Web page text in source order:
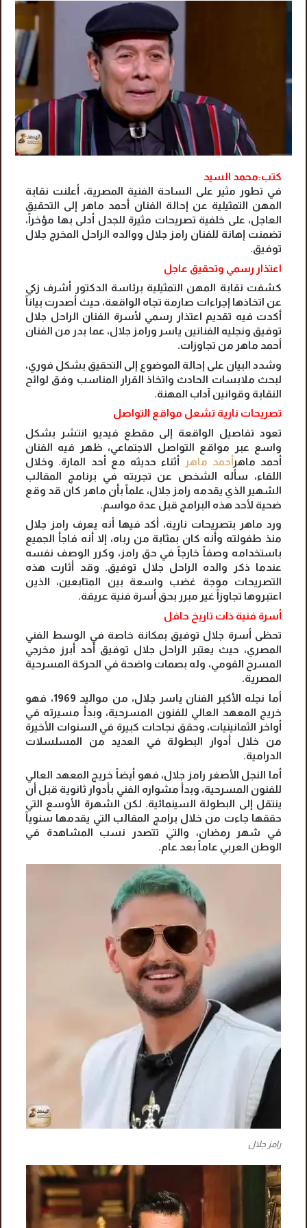
كتب:محمد السيد
في تطور مثير على الساحة الفنية المصرية، أعلنت نقابة
المهن التمثيلية عن إحالة الفنان أحمد ماهر إلى التحقيق
العاجل، على خلفية تصريحات مثيرة للجدل أدلى بها مؤخراً،
تضمنت إهانة للفنان رامز جلال ووالده الراحل المخرج جلال
توفيق.
اعتذار رسمي وتحقيق عاجل
كشفت نقابة المهن التمثيلية برئاسة الدكتور أشرف زكي
عن اتخاذها إجراءات صارمة تجاه الواقعة، حيث أصدرت بياناً
أكدت فيه تقديم اعتذار رسمي لأسرة الفنان الراحل جلال
توفيق ونجليه الفنانين ياسر ورامز جلال، عما بدر من الفنان
أحمد ماهر من تجاوزات.
وشدد البيان على إحالة الموضوع إلى التحقيق بشكل فوري،
لبحث ملابسات الحادث واتخاذ القرار المناسب وفق لوائح
النقابة وقوانين آداب المهنة.
تصريحات نارية تشعل مواقع التواصل
تعود تفاصيل الواقعة إلى مقطع فيديو انتشر بشكل
واسع عبر مواقع التواصل الاجتماعي، ظهر فيه الفنان
أحمد ماهرأحمد ماهر
أثناء حديثه مع أحد المارة. وخلال
اللقاء، سأله الشخص عن تجربته في برنامج المقالب
الشهير الذي يقدمه رامز جلال، علماً بأن ماهر كان قد وقع
ضحية لأحد هذه البرامج قبل عدة مواسم.
ورد ماهر بتصريحات نارية، أكد فيها أنه يعرف رامز جلال
منذ طفولته وأنه كان بمثابة من رباه، إلا أنه فاجأ الجميع
باستخدامه وصفاً خارجاً في حق رامز، وكرر الوصف نفسه
عندما ذكر والده الراحل جلال توفيق. وقد أثارت هذه
التصريحات موجة غضب واسعة بين المتابعين، الذين
اعتبروها تجاوزاً غير مبرر بحق أسرة فنية عريقة.
أسرة فنية ذات تاريخ حافل
تحظى أسرة جلال توفيق بمكانة خاصة في الوسط الفني
المصري، حيث يعتبر الراحل جلال توفيق أحد أبرز مخرجي
المسرح القومي، وله بصمات واضحة في الحركة المسرحية
المصرية.
أما نجله الأكبر الفنان ياسر جلال، من مواليد 1969، فهو
خريج المعهد العالي للفنون المسرحية، وبدأ مسيرته في
أواخر الثمانينيات، وحقق نجاحات كبيرة في السنوات الأخيرة
من خلال أدوار البطولة في العديد من المسلسلات
الدرامية.
أما النجل الأصغر رامز جلال، فهو أيضاً خريج المعهد العالي
للفنون المسرحية، وبدأ مشواره الفني بأدوار ثانوية قبل أن
ينتقل إلى البطولة السينمائية. لكن الشهرة الأوسع التي
حققها جاءت من خلال برامج المقالب التي يقدمها سنوياً
في شهر رمضان، والتي تتصدر نسب المشاهدة في
الوطن العربي عاماً بعد عام.
رامز جلال